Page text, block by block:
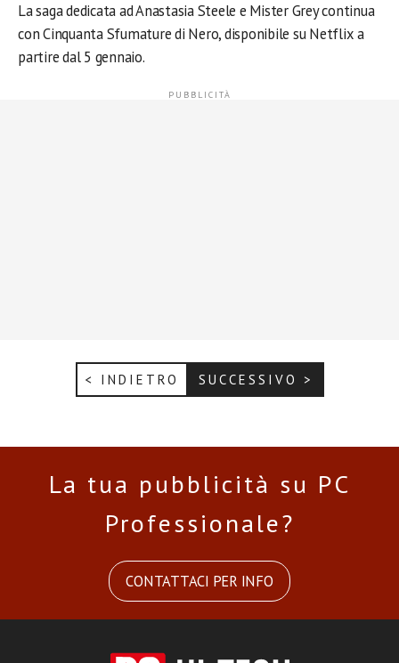
La saga dedicata ad Anastasia Steele e Mister Grey continua
con Cinquanta Sfumature di Nero, disponibile su Netflix a
partire dal 5 gennaio.
< INDIETRO SUCCESSIVO >
La tua pubblicità su PC
Professionale?
CONTATTACI PER INFO